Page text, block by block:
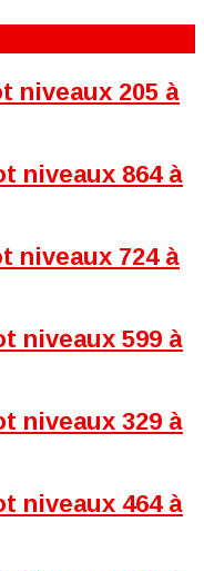
niveaux 205 à
niveaux 864 à
niveaux 724 à
niveaux 599 à
niveaux 329 à
niveaux 464 à